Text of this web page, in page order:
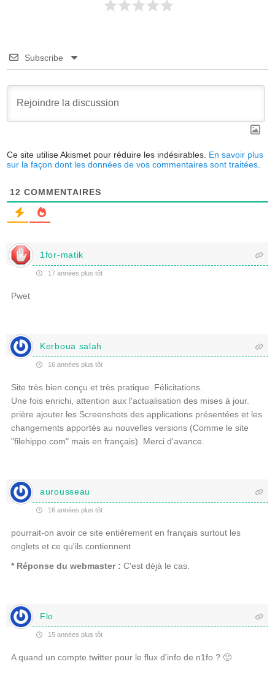
Subscribe
Ce site utilise Akismet pour réduire les indésirables. En savoir plus
sur la façon dont les données de vos commentaires sont traitées
12 COMMENTAIRES
1for-matik
17 années plus tôt
Pwet
Kerboua salah
16 années plus tôt
Site très bien conçu et très pratique. Félicitations.
Une fois enrichi, attention aux l'actualisation des mises à jour.
prière ajouter les Screenshots des applications présentées et les
changements apportés au nouvelles versions (Comme le site
"filehippo.com" mais en français). Merci d'avance.
aurousseau
16 années plus tôt
pourrait-on avoir ce site entièrement en français surtout les
onglets et ce qu'ils contiennent
* Réponse du webmaster : C'est déjà le cas.
Flo
15 années plus tôt
A quand un compte twitter pour le flux d'info de n1fo ? 🙂